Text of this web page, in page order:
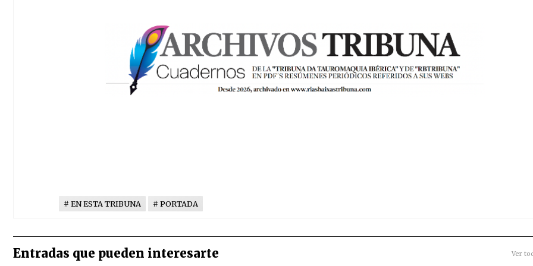
EN ESTA TRIBUNA PORTADA
Entradas que pueden interesarte Ver